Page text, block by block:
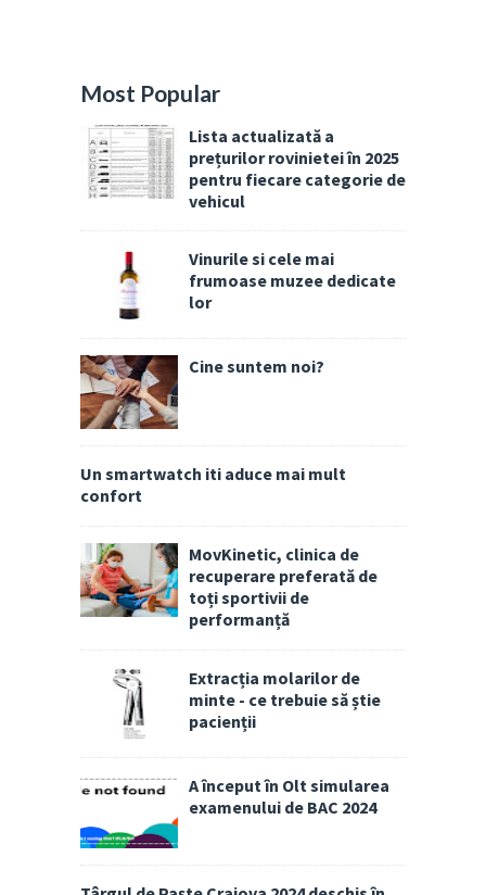
Most Popular
Lista actualizată a
prețurilor rovinietei în 2025
pentru fiecare categorie de
vehicul
Vinurile si cele mai
frumoase muzee dedicate
lor
Cine suntem noi?
Un smartwatch iti aduce mai mult
confort
MovKinetic, clinica de
recuperare preferată de
toți sportivii de
performanță
Extracția molarilor de
minte - ce trebuie să știe
pacienții
A început în Olt simularea
examenului de BAC 2024